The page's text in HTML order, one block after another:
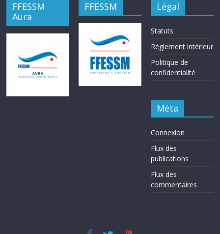
FFESSM
Aura
FFESSM Légal
Statuts
Réglement intérieur
Politique de
confidentialité
Méta
Connexion
Flux des
publications
Flux des
commentaires